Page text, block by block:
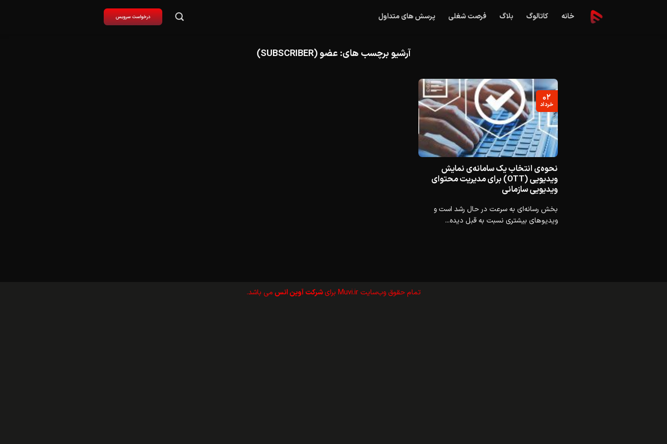
خانه کاتالوگ بلاگ فرصت شغلی پرسش های متداول
آرشیو برچسب های: عضو (SUBSCRIBER)
نحوه‌ی انتخاب یک سامانه‌ی نمایش
ویدیویی (OTT) برای مدیریت محتوای
ویدیویی سازمانی
بخش رسانه‌ای به سرعت در حال رشد است و
ویدیوهای بیشتری نسبت به قبل دیده...
۰۲
خرداد
تمام حقوق وب‌سايت Muvi.ir برای شرکت آوین انس می باشد.